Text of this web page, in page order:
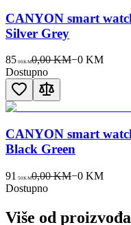
CANYON smart
Silver Grey
85 00KM0,00 KM−0KM
Dostupno
CANYON smart
Black Green
91 50KM0,00 KM−0KM
Dostupno
Više od